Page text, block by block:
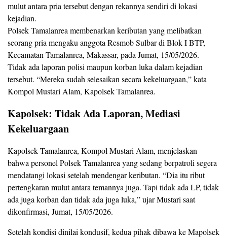
mulut antara pria tersebut dengan rekannya sendiri di lokasi
kejadian.
Polsek Tamalanrea membenarkan keributan yang melibatkan
seorang pria mengaku anggota Resmob Sulbar di Blok I BTP,
Kecamatan Tamalanrea, Makassar, pada Jumat, 15/05/2026.
Tidak ada laporan polisi maupun korban luka dalam kejadian
tersebut. “Mereka sudah selesaikan secara kekeluargaan,” kata
Kompol Mustari Alam, Kapolsek Tamalanrea.
Kapolsek: Tidak Ada Laporan, Mediasi
Kekeluargaan
Kapolsek Tamalanrea, Kompol Mustari Alam, menjelaskan
bahwa personel Polsek Tamalanrea yang sedang berpatroli segera
mendatangi lokasi setelah mendengar keributan. “Dia itu ribut
pertengkaran mulut antara temannya juga. Tapi tidak ada LP, tidak
ada juga korban dan tidak ada juga luka,” ujar Mustari saat
dikonfirmasi, Jumat, 15/05/2026.
Setelah kondisi dinilai kondusif, kedua pihak dibawa ke Mapolsek